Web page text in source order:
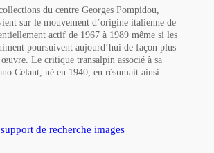
du centre Georges Pompidou,
sur le mouvement d’origine italienne de
actif de 1967 à 1989 même si les
poursuivent aujourd’hui de façon plus
Le critique transalpin associé à sa
Celant, né en 1940, en résumait ainsi
de recherche images